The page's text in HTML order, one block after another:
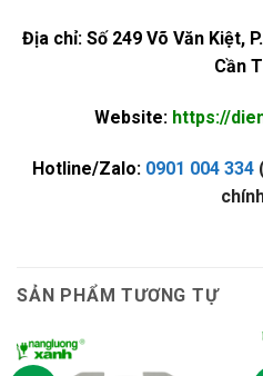
Địa chỉ: Số 249 Võ Văn Kiệt,
Cần
Website: https://
Hotline/Zalo: 0901 004 334
SẢN PHẨM TƯƠNG TỰ